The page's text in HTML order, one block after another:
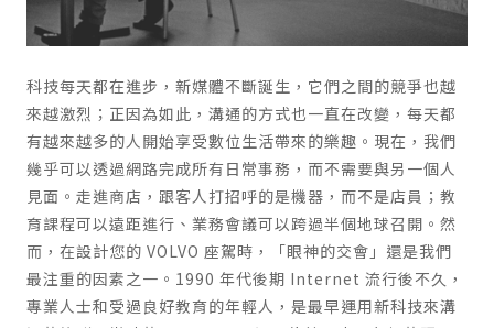
科技每天都在進步，新媒體不斷誕生，它們之間的競爭也越
來越激烈；正因為如此，溝通的方式也一直在改變，每天都
有越來越多的人開始享受數位生活帶來的樂趣。現在，我們
幾乎可以透過網路完成所有日常事務，而不需要與另一個人
見面。走進商店，跟客人打招呼的是機器，而不是店員；教
育課程可以遠距進行、業務會議可以跨過半個地球召開。然
而，在設計您的 VOLVO 座駕時，「眼神的交會」還是我們
最注重的因素之一。1990 年代後期 Internet 流行後不久，
專業人士和受過良好教育的年輕人，是最早運用新科技來溝